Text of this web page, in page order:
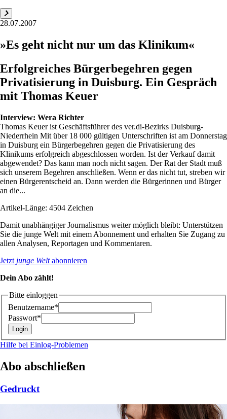
28.07.2007
»Es geht nicht nur um das Klinikum«
Erfolgreiches Bürgerbegehren gegen
Privatisierung in Duisburg. Ein Gespräch
mit Thomas Keuer
Interview: Wera Richter
Thomas Keuer ist Geschäftsführer des ver.di-Bezirks Duisburg-
Niederrhein Mit über 18 000 gültigen Unterschriften ist am Donnerstag
in Duisburg ein Bürgerbegehren gegen die Privatisierung des
Klinikums erfolgreich abgeschlossen worden. Ist der Verkauf damit
abgewendet? Das kann man noch nicht sagen. Der Rat der Stadt muß
sich unserem Begehren anschließen. Wenn er das nicht tut, streben wir
einen Bürgerentscheid an. Dann werden die Bürgerinnen und Bürger
an die...
Artikel-Länge: 4504 Zeichen
Damit unabhängiger Journalismus weiter möglich bleibt: Unterstützen
Sie die junge Welt mit einem Abonnement und erhalten Sie Zugang zu
allen Analysen, Reportagen und Kommentaren.
Jetzt junge Weltabonnieren
Dein Abo zählt!
Bitte einloggen
Benutzername*
Passwort*
Hilfe bei Einlog-Problemen
Abo abschließen
Gedruckt